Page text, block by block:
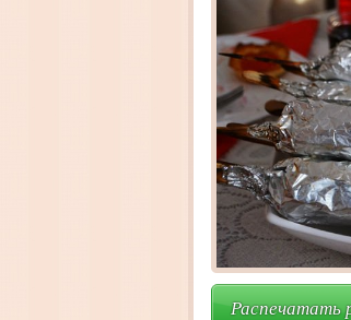
Распечатать